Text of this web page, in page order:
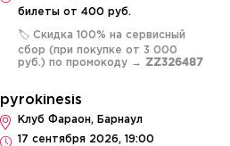
билеты от 400 руб.
🏷️ Скидка 100% на сервисный
сбор (при покупке от 3 000
руб.) по промокоду → ZZ326487
pyrokinesis
Клуб Фараон, Барнаул
17 сентября 2026, 19:00